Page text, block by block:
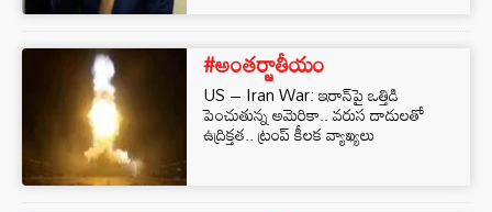
#అంతర్జాతీయం
US – Iran War: ఇరాన్‌పై ఒత్తిడి
పెంచుతున్న అమెరికా.. వరుస దాడులతో
ఉద్రిక్తత.. ట్రంప్‌ కీలక వ్యాఖ్యలు